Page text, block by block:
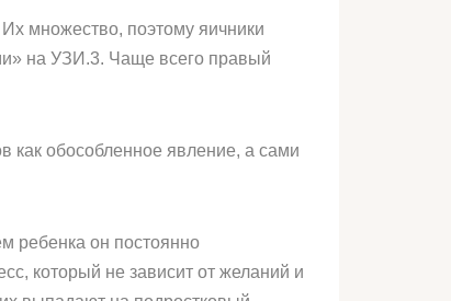
множество, поэтому яичники
на УЗИ.3. Чаще всего правый
как обособленное явление, а сами
ребенка он постоянно
который не зависит от желаний и